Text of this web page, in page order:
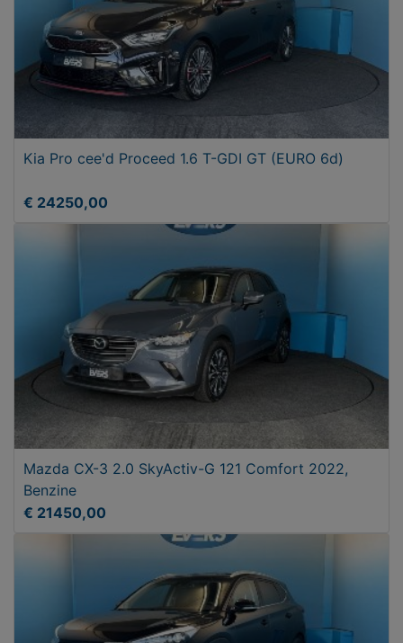
Kia Pro cee'd Proceed 1.6 T-GDI GT (EURO 6d)
€ 24250,00
Mazda CX-3 2.0 SkyActiv-G 121 Comfort 2022,
Benzine
€ 21450,00